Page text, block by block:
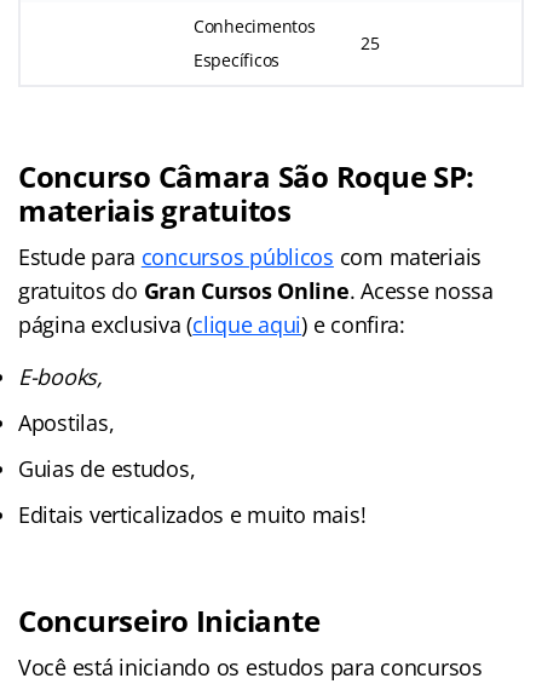
Conhecimentos
Específicos
25
Concurso Câmara São Roque SP:
materiais gratuitos
Estude para concursos públicos com materiais
gratuitos do Gran Cursos Online. Acesse nossa
página exclusiva (clique aqui) e confira:
E-books,
Apostilas,
Guias de estudos,
Editais verticalizados e muito mais!
Concurseiro Iniciante
Você está iniciando os estudos para concursos